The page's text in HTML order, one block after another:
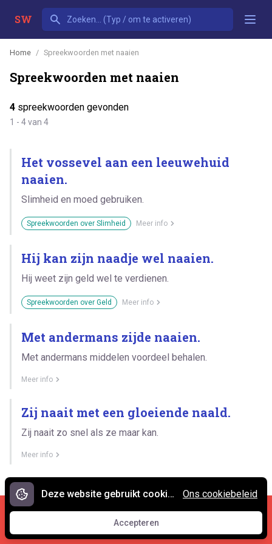
SW
Home Spreekwoorden met naaien
Spreekwoorden met naaien
4 spreekwoorden gevonden
1 - 4 van 4
Het vossevel aan een leeuwehuid
naaien.
Slimheid en moed gebruiken.
Spreekwoorden over Slimheid Meer info
Hij kan zijn naadje wel naaien.
Hij weet zijn geld wel te verdienen.
Spreekwoorden over Geld Meer info
Met andermans zijde naaien.
Met andermans middelen voordeel behalen.
Meer info
Zij naait met een gloeiende naald.
Zij naait zo snel als ze maar kan.
Meer info
Cookies en privacy •
Contact
© 2007 - 2026 Spreekwoorden.nl
Deze website gebruikt cookies.
Accepteren
Accepteren
Ons cookiebeleid